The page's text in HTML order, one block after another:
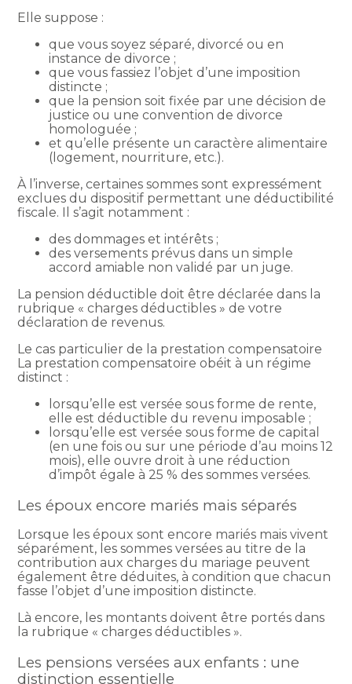
Elle suppose :
que vous soyez séparé, divorcé ou en
instance de divorce ;
que vous fassiez l’objet d’une imposition
distincte ;
que la pension soit fixée par une décision de
justice ou une convention de divorce
homologuée ;
et qu’elle présente un caractère alimentaire
(logement, nourriture, etc.).
À l’inverse, certaines sommes sont expressément
exclues du dispositif permettant une déductibilité
fiscale. Il s’agit notamment :
des dommages et intérêts ;
des versements prévus dans un simple
accord amiable non validé par un juge.
La pension déductible doit être déclarée dans la
rubrique « charges déductibles » de votre
déclaration de revenus.
Le cas particulier de la prestation compensatoire
La prestation compensatoire obéit à un régime
distinct :
lorsqu’elle est versée sous forme de rente,
elle est déductible du revenu imposable ;
lorsqu’elle est versée sous forme de capital
(en une fois ou sur une période d’au moins 12
mois), elle ouvre droit à une réduction
d’impôt égale à 25 % des sommes versées.
Les époux encore mariés mais séparés
Lorsque les époux sont encore mariés mais vivent
séparément, les sommes versées au titre de la
contribution aux charges du mariage peuvent
également être déduites, à condition que chacun
fasse l’objet d’une imposition distincte.
Là encore, les montants doivent être portés dans
la rubrique « charges déductibles ».
Les pensions versées aux enfants : une
distinction essentielle